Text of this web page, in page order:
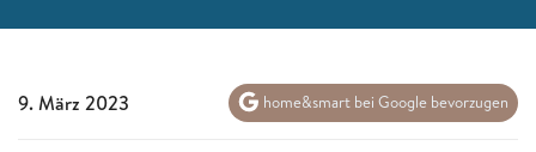
9. März 2023 home&smart bei Google bevorzugen